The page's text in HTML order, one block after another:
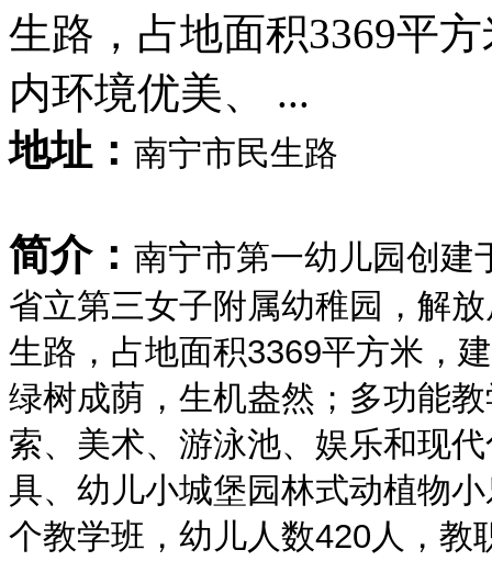
生路，占地面积3369平
内环境优美、 ...
地址： 南宁市民生路
简介： 南宁市第一幼儿园创建
省立第三女子附属幼稚园，解
生路，占地面积3369平方米，
绿树成荫，生机盎然；多功能
索、美术、游泳池、娱乐和现
具、幼儿小城堡园林式动植物
个教学班，幼儿人数420人，教